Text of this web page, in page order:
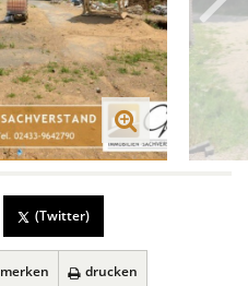
(Twitter)
merken drucken